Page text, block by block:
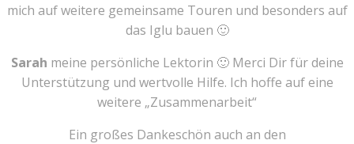
mich auf weitere gemeinsame Touren und besonders auf
das Iglu bauen 🙂
Sarah meine persönliche Lektorin 🙂 Merci Dir für deine
Unterstützung und wertvolle Hilfe. Ich hoffe auf eine
weitere „Zusammenarbeit“
Ein großes Dankeschön auch an den